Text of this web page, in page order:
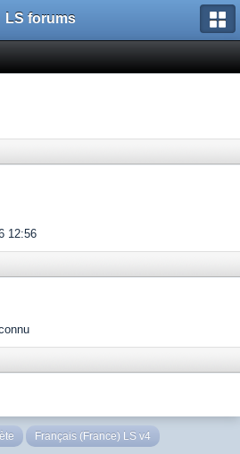
LS forums
12:56
Français (France) LS v4